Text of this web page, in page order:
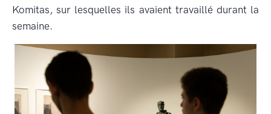
Komitas, sur lesquelles ils avaient travaillé durant la
semaine.